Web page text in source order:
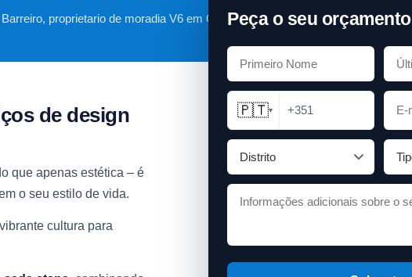
proprietario de moradia V6 em Oeiras.
de design
que apenas estética – é
o seu estilo de vida.
cultura para
Peça o seu orçamento
🇵🇹▾ +351